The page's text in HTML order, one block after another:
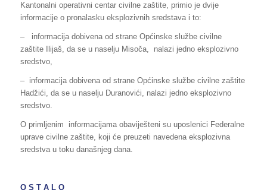
Kantonalni operativni centar civilne zaštite, primio je dvije
informacije o pronalasku eksplozivnih sredstava i to:
– informacija dobivena od strane Općinske službe civilne
zaštite Ilijaš, da se u naselju Misoča, nalazi jedno eksplozivno
sredstvo,
– informacija dobivena od strane Općinske službe civilne zaštite
Hadžići, da se u naselju Duranovići, nalazi jedno eksplozivno
sredstvo.
O primljenim informacijama obaviješteni su uposlenici Federalne
uprave civilne zaštite, koji će preuzeti navedena eksplozivna
sredstva u toku današnjeg dana.
O S T A L O